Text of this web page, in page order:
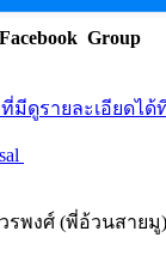
Group
ที่มีดูรายละเอียดได้
รพงศ์ (พี่อ้วนสายมู)